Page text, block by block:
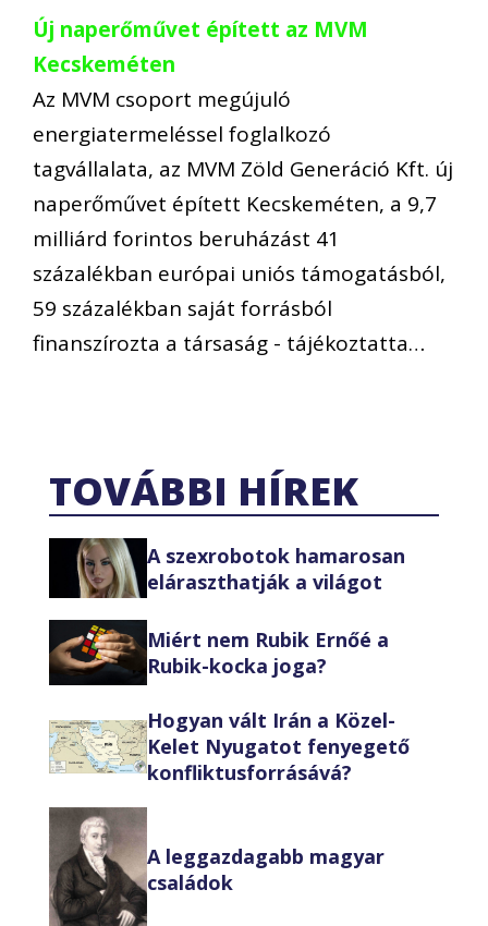
Új naperőművet épített az MVM
Kecskeméten
Az MVM csoport megújuló
energiatermeléssel foglalkozó
tagvállalata, az MVM Zöld Generáció Kft. új
naperőművet épített Kecskeméten, a 9,7
milliárd forintos beruházást 41
százalékban európai uniós támogatásból,
59 százalékban saját forrásból
finanszírozta a társaság - tájékoztatta…
TOVÁBBI HÍREK
A szexrobotok hamarosan
eláraszthatják a világot
Miért nem Rubik Ernőé a
Rubik-kocka joga?
Hogyan vált Irán a Közel-
Kelet Nyugatot fenyegető
konfliktusforrásává?
A leggazdagabb magyar
családok